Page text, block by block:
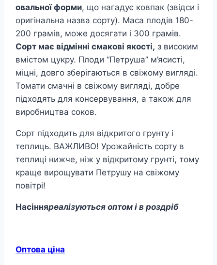
овальної форми, що нагадує ковпак (звідси і
оригінальна назва сорту). Маса плодів 180-
200 грамів, може досягати і 300 грамів.
Сорт має відмінні смакові якості, з високим
вмістом цукру. Плоди “Петруша” м’ясисті,
міцні, довго зберігаються в свіжому вигляді.
Томати смачні в свіжому вигляді, добре
підходять для консервування, а також для
виробництва соков.
Сорт підходить для відкритого грунту і
теплиць. ВАЖЛИВО! Урожайність сорту в
теплиці нижче, ніж у відкритому грунті, тому
краще вирощувати Петрушу на свіжому
повітрі!
Насінняреалізуються оптом і в роздріб
Оптова ціна